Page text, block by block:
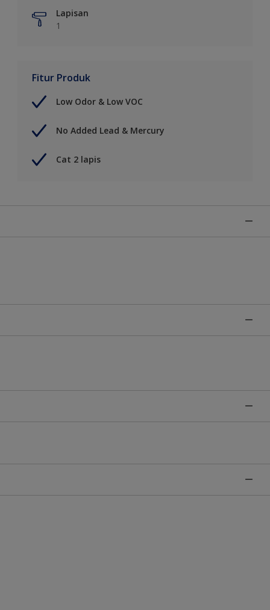
Lapisan
1
Fitur Produk
Low Odor & Low VOC
No Added Lead & Mercury
Cat 2 lapis